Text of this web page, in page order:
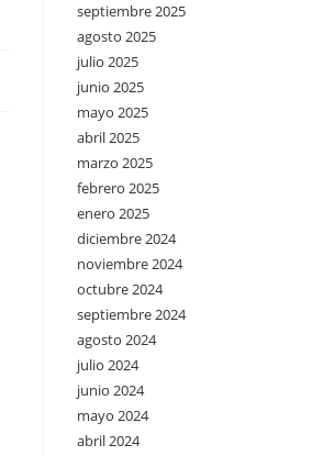
septiembre 2025
agosto 2025
julio 2025
junio 2025
mayo 2025
abril 2025
marzo 2025
febrero 2025
enero 2025
diciembre 2024
noviembre 2024
octubre 2024
septiembre 2024
agosto 2024
julio 2024
junio 2024
mayo 2024
abril 2024